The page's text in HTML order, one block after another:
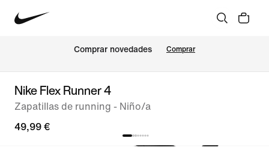
Comprar novedades Comprar
Nike Flex Runner 4
Zapatillas de running - Niño/a
49,99 €